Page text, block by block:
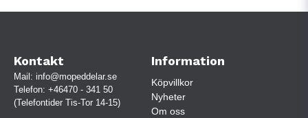
Kontakt
Mail: info@mopeddelar.se
Telefon: +46470 - 341 50
(Telefontider Tis-Tor 14-15)
Information
Köpvillkor
Nyheter
Om oss